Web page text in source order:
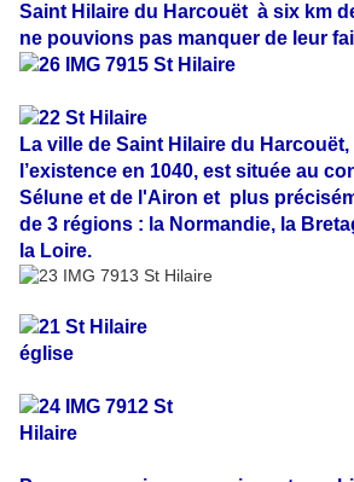
Saint Hilaire du Harcouët à six km
ne pouvions pas manquer de leur
La ville de Saint Hilaire du
l’existence en 1040, est située au
Sélune et de l'Airon et plus
de 3 régions : la Normandie, la
la Loire.